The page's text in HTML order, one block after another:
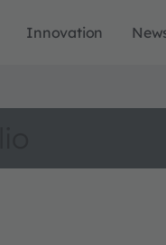
Innovation